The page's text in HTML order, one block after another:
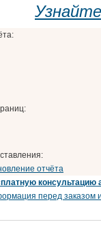
отчёта
консультацию
перед заказом